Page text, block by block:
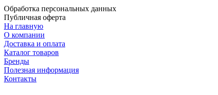
Обработка персональных данных
Публичная оферта
На главную
О компании
Доставка и оплата
Каталог товаров
Бренды
Полезная информация
Контакты